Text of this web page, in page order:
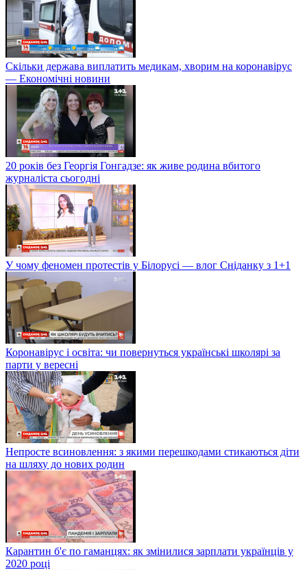
Скільки держава виплатить медикам, хворим на коронавірус
— Економічні новини
20 років без Георгія Гонгадзе: як живе родина вбитого
журналіста сьогодні
У чому феномен протестів у Білорусі — влог Сніданку з 1+1
Коронавірус і освіта: чи повернуться українські школярі за
парти у вересні
Непросте всиновлення: з якими перешкодами стикаються діти
на шляху до нових родин
Карантин б'є по гаманцях: як змінилися зарплати українців у
2020 році